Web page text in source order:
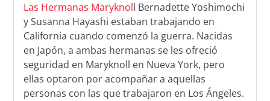
Las Hermanas Maryknoll Bernadette Yoshimochi
y Susanna Hayashi estaban trabajando en
California cuando comenzó la guerra. Nacidas
en Japón, a ambas hermanas se les ofreció
seguridad en Maryknoll en Nueva York, pero
ellas optaron por acompañar a aquellas
personas con las que trabajaron en Los Ángeles.